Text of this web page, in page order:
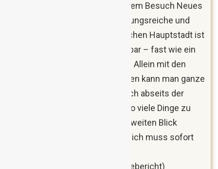
nicht vorbeikommt und mit jedem Besuch Neues
entdeckt. Die enorm abwechslungsreiche und
düstere Geschichte der deutschen Hauptstadt ist
allgegenwärtig spür- und sichtbar – fast wie ein
gigantisches Freilichtmuseum. Allein mit den
wichtigsten Sehenswürdigkeiten kann man ganze
Urlaube füllen, dabei gibt es auch abseits der
bekannten Attraktionen noch so viele Dinge zu
erleben, die sich erst auf den zweiten Blick
offenbaren. Hmmm, ich denke ich muss sofort
(Reisebericht)